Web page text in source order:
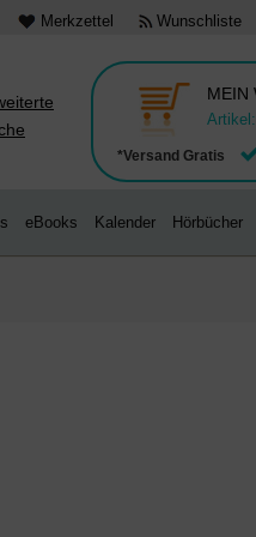
Merkzettel Wunschliste
*Versand Gratis
MEIN
Artikel:
eBooks Kalender Hörbücher